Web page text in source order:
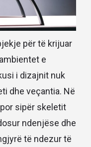
për të krijuar
e
i dizajnit nuk
dhe veçantia. Në
sipër skeletit
ndenjëse dhe
të ndezur të